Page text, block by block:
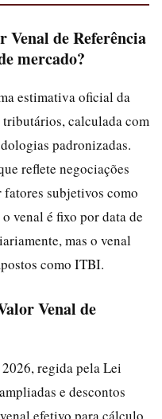
Venal de Referência
mercado?
estimativa oficial da
tributários, calculada com
padronizadas.
reflete negociações
subjetivos como
venal é fixo por data de
mas o venal
como ITBI.
Venal de
regida pela Lei
e descontos